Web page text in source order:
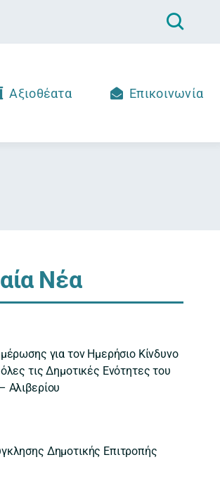
Αξιοθέατα Επικοινωνία
Νέα
για τον Ημερήσιο Κίνδυνο
τις Δημοτικές Ενότητες του
Αλιβερίου
Δημοτικής Επιτροπής